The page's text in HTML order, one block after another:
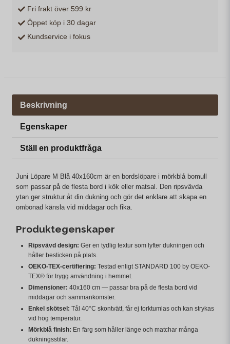
Fri frakt över 599 kr
Öppet köp i 30 dagar
Kundservice i fokus
Beskrivning
Egenskaper
Ställ en produktfråga
Juni Löpare M Blå 40x160cm är en bordslöpare i mörkblå bomull
som passar på de flesta bord i kök eller matsal. Den ripsvävda
ytan ger struktur åt din dukning och gör det enklare att skapa en
ombonad känsla vid middagar och fika.
Produktegenskaper
Ripsvävd design: Ger en tydlig textur som lyfter dukningen och
håller besticken på plats.
OEKO-TEX-certifiering: Testad enligt STANDARD 100 by OEKO-
TEX® för trygg användning i hemmet.
Dimensioner: 40x160 cm — passar bra på de flesta bord vid
middagar och sammankomster.
Enkel skötsel: Tål 40°C skontvätt, får ej torktumlas och kan strykas
vid hög temperatur.
Mörkblå finish: En färg som håller länge och matchar många
dukningsstilar.